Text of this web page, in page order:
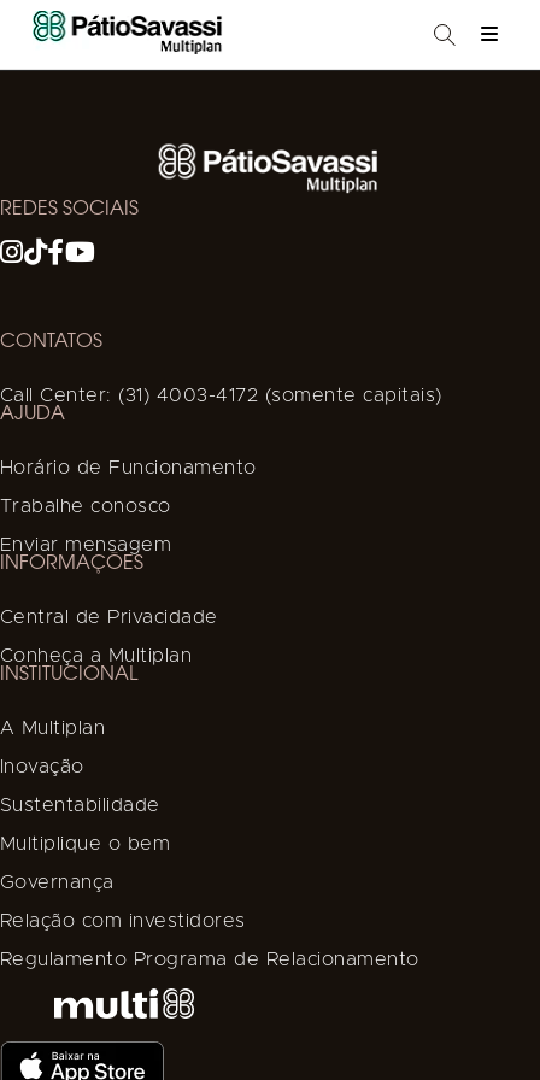
REDES SOCIAIS
CONTATOS
Call Center: (31) 4003-4172 (somente capitais)
AJUDA
Horário de Funcionamento
Trabalhe conosco
Enviar mensagem
INFORMAÇÕES
Central de Privacidade
Conheça a Multiplan
INSTITUCIONAL
A Multiplan
Inovação
Sustentabilidade
Multiplique o bem
Governança
Relação com investidores
Regulamento Programa de Relacionamento